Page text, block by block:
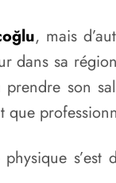
, mais
sa
son
s’est